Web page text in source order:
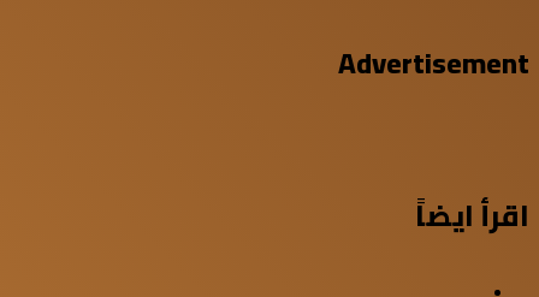
Advertisement
اقرأ ايضاً